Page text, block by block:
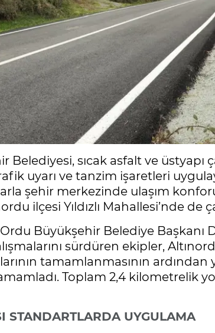
Belediyesi, sıcak asfalt ve üstyapı
uyarı ve tanzim işaretleri
şehir merkezinde ulaşım
ilçesi Yıldızlı Mahallesi’nde de
Ordu Büyükşehir Belediye Başkanı
sürdüren ekipler,
tamamlanmasının
Toplam 2,4 kilometrelik
STANDARTLARDA UYGULAMA